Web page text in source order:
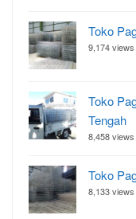
Toko
9,174 views
Toko
Tengah
8,458 views
Toko
8,133 views